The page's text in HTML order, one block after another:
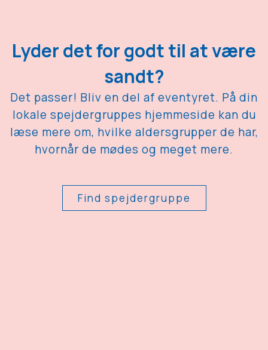
Lyder det for godt til at være
sandt?
Det passer! Bliv en del af eventyret. På din
lokale spejdergruppes hjemmeside kan du
læse mere om, hvilke aldersgrupper de har,
hvornår de mødes og meget mere.
Find spejdergruppe